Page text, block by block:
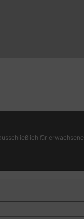
für erwachsene